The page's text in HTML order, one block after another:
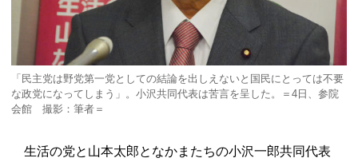
「民主党は野党第一党としての結論を出しえないと国民にとっては不要
な政党になってしまう」。小沢共同代表は苦言を呈した。＝4日、参院
会館 撮影：筆者＝
生活の党と山本太郎となかまたちの小沢一郎共同代表